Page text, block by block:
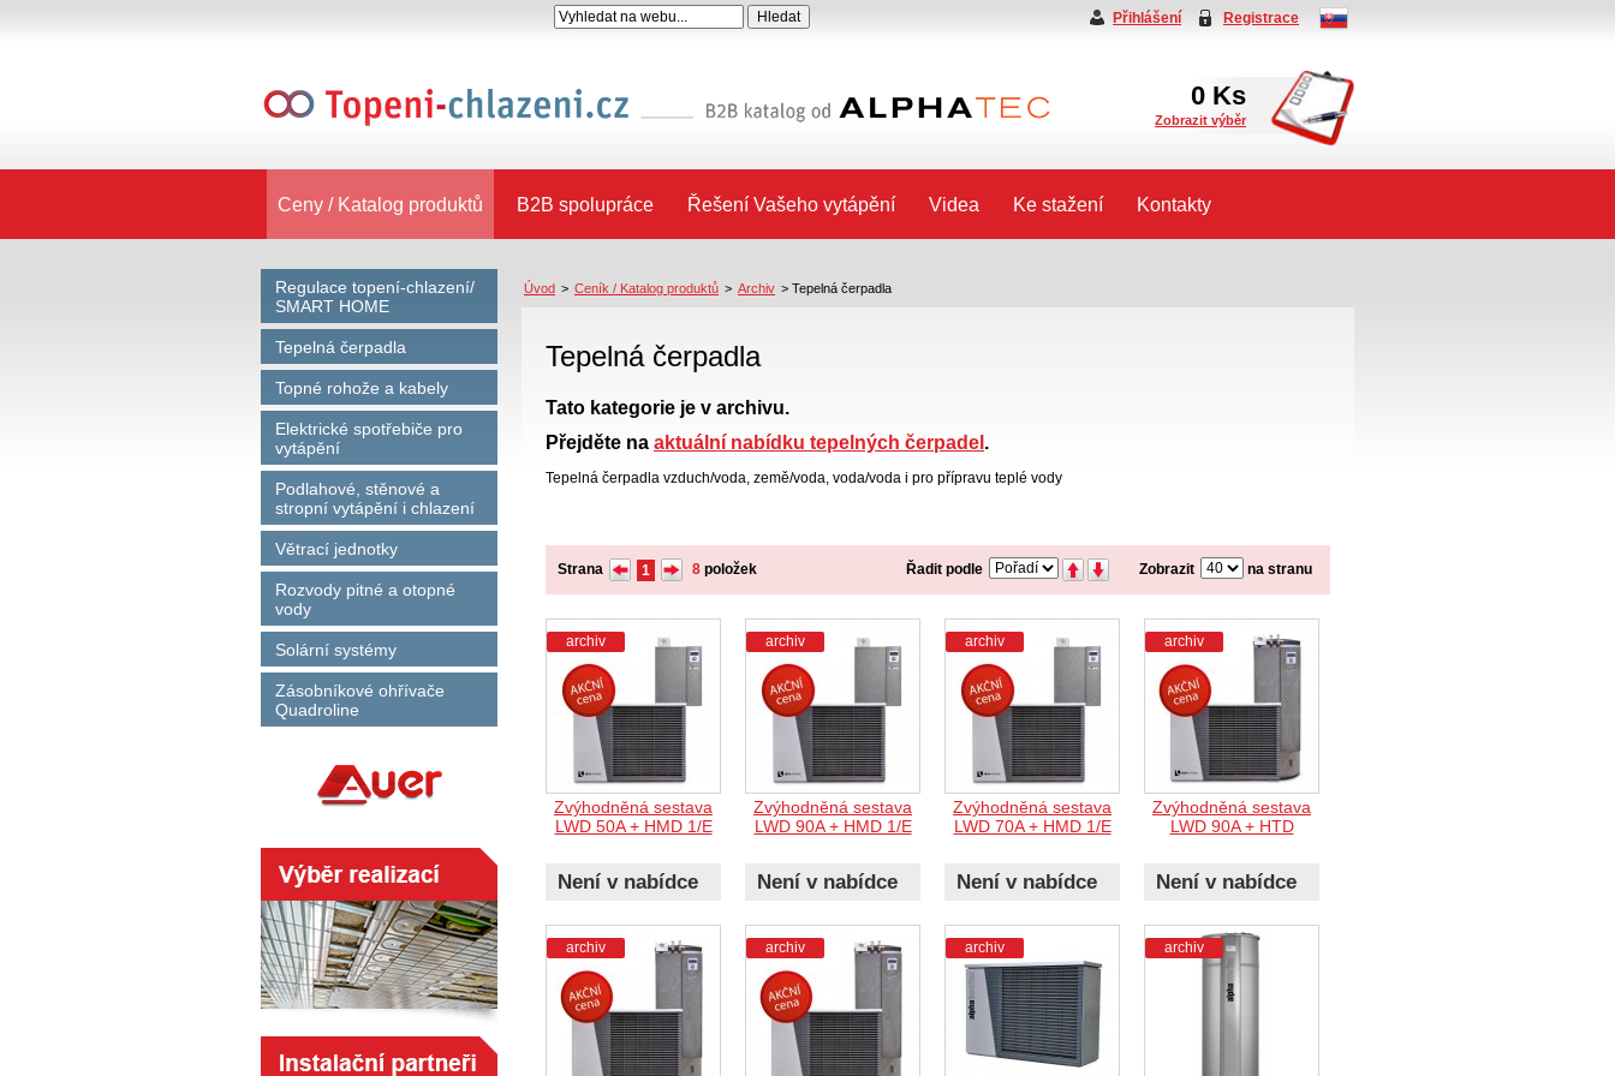
Přihlášení Registrace
0 Ks
Zobrazit výběr
Ceny / Katalog produktů B2B spolupráce Řešení Vašeho vytápění Videa Ke stažení Kontakty
Regulace topení-chlazení/
SMART HOME
Tepelná čerpadla
Topné rohože a kabely
Elektrické spotřebiče pro
vytápění
Podlahové, stěnové a
stropní vytápění i chlazení
Větrací jednotky
Rozvody pitné a otopné
vody
Solární systémy
Zásobníkové ohřívače
Quadroline
Úvod > Ceník / Katalog produktů > Archiv > Tepelná čerpadla
Tepelná čerpadla
Tato kategorie je v archivu.
Přejděte na aktuální nabídku tepelných čerpadel .
Tepelná čerpadla vzduch/voda, země/voda, voda/voda i pro přípravu teplé vody
Strana 1 8 položek Řadit podle Zobrazit na stranu
archiv
Zvýhodněná sestava
LWD 50A + HMD 1/E
Není v nabídce
archiv
Zvýhodněná sestava
LWD 90A + HMD 1/E
Není v nabídce
archiv
Zvýhodněná sestava
LWD 70A + HMD 1/E
Není v nabídce
archiv
Zvýhodněná sestava
LWD 90A + HTD
Není v nabídce
archiv archiv archiv archiv